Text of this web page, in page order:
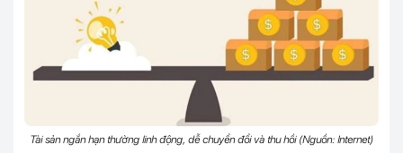
Tài sản ngắn hạn thường linh động, dễ chuyển đổi và thu hồi (Nguồn: Internet)